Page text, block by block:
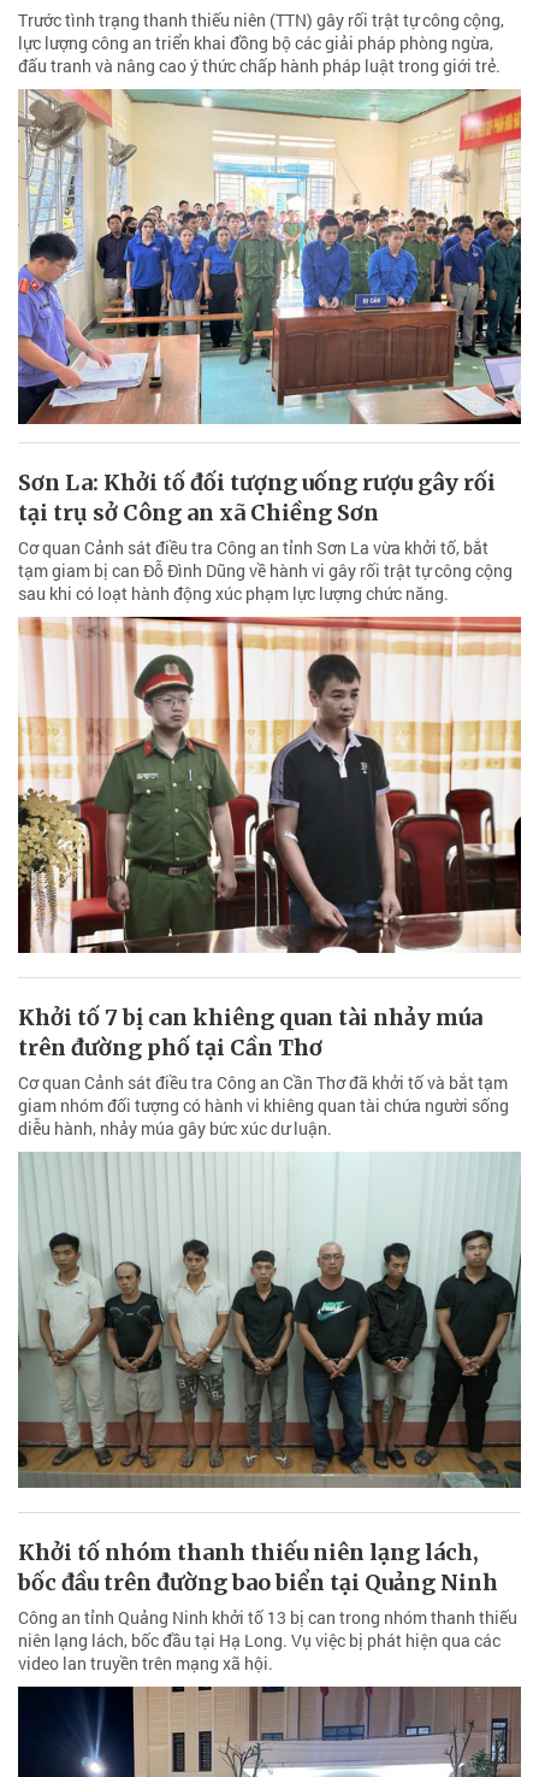
Trước tình trạng thanh thiếu niên (TTN) gây rối trật tự công cộng,
lực lượng công an triển khai đồng bộ các giải pháp phòng ngừa,
đấu tranh và nâng cao ý thức chấp hành pháp luật trong giới trẻ.
Sơn La: Khởi tố đối tượng uống rượu gây rối
tại trụ sở Công an xã Chiềng Sơn
Cơ quan Cảnh sát điều tra Công an tỉnh Sơn La vừa khởi tố, bắt
tạm giam bị can Đỗ Đình Dũng về hành vi gây rối trật tự công cộng
sau khi có loạt hành động xúc phạm lực lượng chức năng.
Khởi tố 7 bị can khiêng quan tài nhảy múa
trên đường phố tại Cần Thơ
Cơ quan Cảnh sát điều tra Công an Cần Thơ đã khởi tố và bắt tạm
giam nhóm đối tượng có hành vi khiêng quan tài chứa người sống
diễu hành, nhảy múa gây bức xúc dư luận.
Khởi tố nhóm thanh thiếu niên lạng lách,
bốc đầu trên đường bao biển tại Quảng Ninh
Công an tỉnh Quảng Ninh khởi tố 13 bị can trong nhóm thanh thiếu
niên lạng lách, bốc đầu tại Hạ Long. Vụ việc bị phát hiện qua các
video lan truyền trên mạng xã hội.